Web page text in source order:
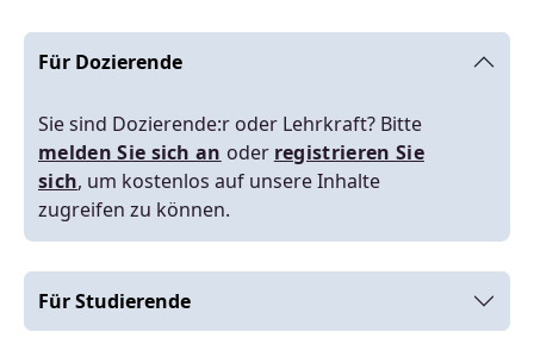
Für Dozierende
Sie sind Dozierende:r oder Lehrkraft? Bitte
melden Sie sich an oder registrieren Sie
sich, um kostenlos auf unsere Inhalte
zugreifen zu können.
Für Studierende